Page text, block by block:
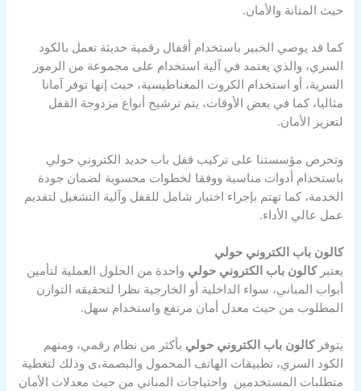
حيث المتانة والأمان.
كما قد يوصي الخبير باستخدام أقفال رقمية حديثة تعمل بالكود
السري، والذي يعتمد في آلية استخدام على مجموعة من الرموز
السرية، أو استخدام الكروت المغناطيسية، حيث إنها توفر آمانا
مثاليا، كما في بعض الأوقات، يتم ترشيح أنواع مزدوجة القفل
لتعزيز الأمان.
وتحرص مؤسستنا على تركيب قفل باب حديد الكتروني حولي
باستخدام أدوات مناسبة ووفقا لخطوات محسوبة لضمان جودة
الخدمة، كما تهتم بإجراء اختبار شامل للقفل وآلية التشغيل لتقديم
عمل عالي الأداء.
كالون باب الكتروني حولي
يعتبركالون باب الكتروني حولي واحدة من الحلول العملية لتأمين
أبواب المباني، سواء الداخلية أو الخارجية نظرا لتحقيقه التوازن
المطلوب من حيث معدل أمان مرتفع واستخدام سهل.
يتوفركالون باب الكتروني حولي بأكثر من نظام رقمي، ومنهم
الكود السري، تطبيقات الهاتف المحمول والبصمة،ى وذلك لتغطية
متطلبات المستخدمين واحتياجات المباني من حيث معدلات الأمان